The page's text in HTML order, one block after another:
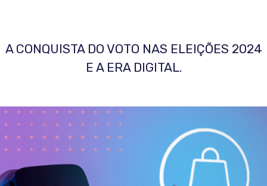
A CONQUISTA DO VOTO NAS ELEIÇÕES 2024
E A ERA DIGITAL.